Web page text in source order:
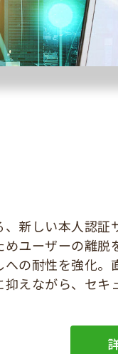
新しい本人認証
ユーザーの離脱
の耐性を強化。
えながら、セキ